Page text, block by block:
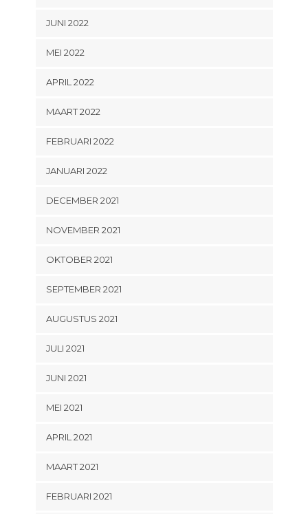
JUNI 2022
MEI 2022
APRIL 2022
MAART 2022
FEBRUARI 2022
JANUARI 2022
DECEMBER 2021
NOVEMBER 2021
OKTOBER 2021
SEPTEMBER 2021
AUGUSTUS 2021
JULI 2021
JUNI 2021
MEI 2021
APRIL 2021
MAART 2021
FEBRUARI 2021